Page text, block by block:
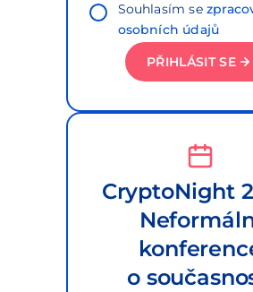
Souhlasím se
osobních údajů
PŘIHLÁSIT SE
CryptoNight
o